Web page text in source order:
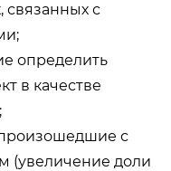
связанных с
определить
в качестве
с
(увеличение доли